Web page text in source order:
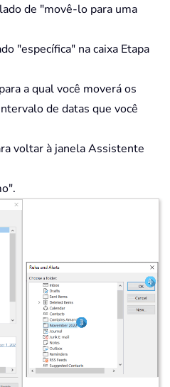
de "movê-lo para uma
"específica" na caixa Etapa
a qual você moverá os
de datas que você
voltar à janela Assistente